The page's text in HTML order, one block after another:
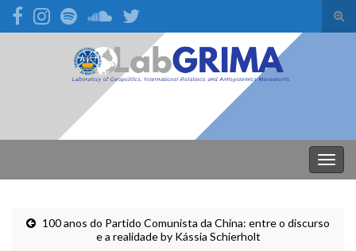
Search for:
100 anos do Partido Comunista da China: entre o discurso
e a realidade by Kássia Schierholt